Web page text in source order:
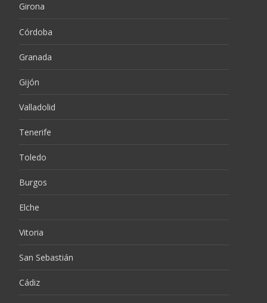
Girona
Córdoba
Granada
Gijón
Valladolid
Tenerife
Toledo
Burgos
Elche
Vitoria
San Sebastián
Cádiz